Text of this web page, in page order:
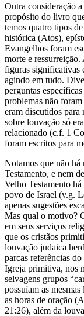
Outra consideração
propósito do livro
temos quatro tipos
histórica (Atos),
Evangelhos foram
morte e ressurreição.
figuras significativas
agindo em tudo.
perguntas
problemas não
eram discutidos para
sobre louvação só
relacionado (c.f. 1
foram escritos para
Notamos que não
Testamento, e nem
Velho Testamento
povo de Israel (v.g.
apenas sugestões
Mas qual o motivo?
em seus serviços
que os cristãos
louvação judaica
parcas referências
Igreja primitiva, nos
selvagens grupos
possuíam as
as horas de oração
21:26), além da